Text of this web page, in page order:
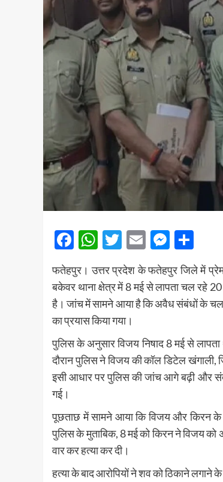
Facebook
WhatsApp
Twitter
Email
फतेहपुर। उत्तर प्रदेश के फतेहपुर जिले में
बकेवर थाना क्षेत्र में 8 मई से लापता चल रहे 20
है। जांच में सामने आया है कि अवैध संबंधों के
का प्रयास किया गया।
पुलिस के अनुसार विजय निषाद 8 मई से
दौरान पुलिस ने विजय की कॉल डिटेल खंगाली,
इसी आधार पर पुलिस की जांच आगे बढ़ी और
गई।
पूछताछ में सामने आया कि विजय और किरन
पुलिस के मुताबिक, 8 मई को किरन ने विजय
वार कर हत्या कर दी।
हत्या के बाद आरोपियों ने शव को ठिकाने